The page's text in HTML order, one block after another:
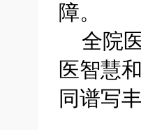
障。
全院
医智慧
同谱写